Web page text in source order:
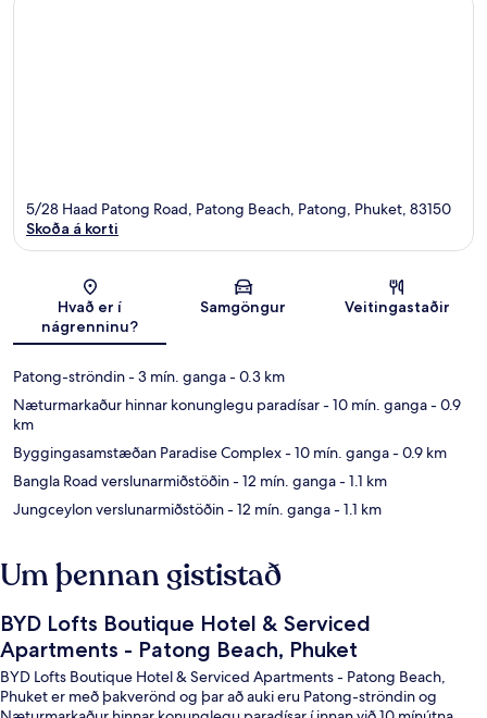
Kort
5/28 Haad Patong Road, Patong Beach, Patong, Phuket, 83150
Skoða á korti
Hvað er í
nágrenninu?
Samgöngur Veitingastaðir
Patong-ströndin- 3 mín. ganga- 0.3 km
Næturmarkaður hinnar konunglegu paradísar- 10 mín. ganga- 0.9
km
Byggingasamstæðan Paradise Complex- 10 mín. ganga- 0.9 km
Bangla Road verslunarmiðstöðin- 12 mín. ganga- 1.1 km
Jungceylon verslunarmiðstöðin- 12 mín. ganga- 1.1 km
Um þennan gististað
BYD Lofts Boutique Hotel & Serviced
Apartments - Patong Beach, Phuket
BYD Lofts Boutique Hotel & Serviced Apartments - Patong Beach,
Phuket er með þakverönd og þar að auki eru Patong-ströndin og